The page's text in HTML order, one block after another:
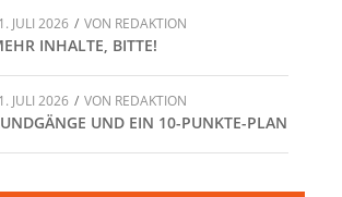
JULI 2026 / VON REDAKTION
INHALTE, BITTE!
JULI 2026 / VON REDAKTION
UND EIN 10-PUNKTE-PLAN